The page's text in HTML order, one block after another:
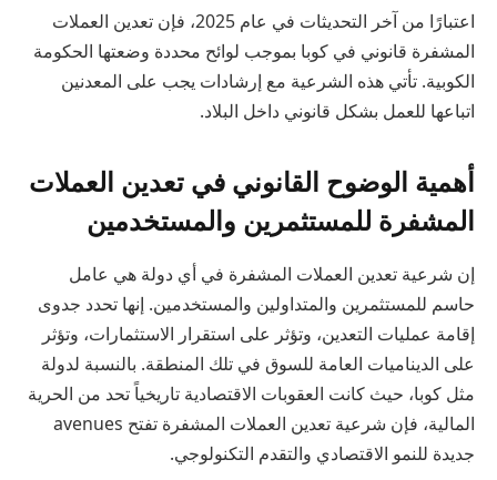
اعتبارًا من آخر التحديثات في عام 2025، فإن تعدين العملات
المشفرة قانوني في كوبا بموجب لوائح محددة وضعتها الحكومة
الكوبية. تأتي هذه الشرعية مع إرشادات يجب على المعدنين
اتباعها للعمل بشكل قانوني داخل البلاد.
أهمية الوضوح القانوني في تعدين العملات
المشفرة للمستثمرين والمستخدمين
إن شرعية تعدين العملات المشفرة في أي دولة هي عامل
حاسم للمستثمرين والمتداولين والمستخدمين. إنها تحدد جدوى
إقامة عمليات التعدين، وتؤثر على استقرار الاستثمارات، وتؤثر
على الديناميات العامة للسوق في تلك المنطقة. بالنسبة لدولة
مثل كوبا، حيث كانت العقوبات الاقتصادية تاريخياً تحد من الحرية
المالية، فإن شرعية تعدين العملات المشفرة تفتح avenues
جديدة للنمو الاقتصادي والتقدم التكنولوجي.